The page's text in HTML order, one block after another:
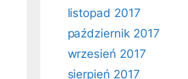
listopad 2017
październik 2017
wrzesień 2017
sierpień 2017